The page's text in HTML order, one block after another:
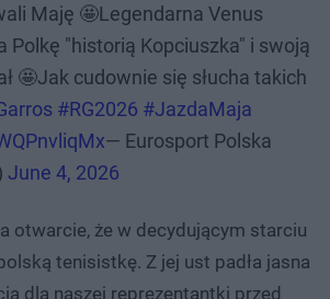
Maję 🤩Legendarna Venus
Polkę "historią Kopciuszka" i swoją
🤩Jak cudownie się słucha takich
#RG2026 #JazdaMaja
— Eurosport Polska
June 4, 2026
otwarcie, że w decydującym starciu
tenisistkę. Z jej ust padła jasna
dla naszej reprezentantki przed